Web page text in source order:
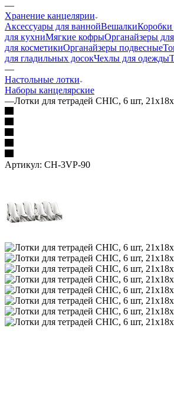
—
Хранение канцелярии
Аксессуары для ваннойВешалкиКоробки
для кухниМягкие кофрыОрганайзеры
для косметикиОрганайзеры подвесные
для гладильных досокЧехлы для одежды
—
Настольные лотки
Наборы канцелярские
—Лотки для тетрадей CHIC, 6 шт,
Артикул: CH-3VP-90